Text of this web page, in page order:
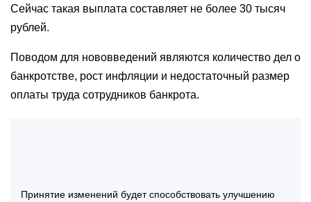
Сейчас такая выплата составляет не более 30 тысяч
рублей.
Поводом для нововведений являются количество дел о
банкротстве, рост инфляции и недостаточный размер
оплаты труда сотрудников банкрота.
Принятие изменений будет способствовать улучшению